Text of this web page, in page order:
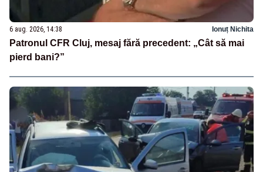
6 aug. 2026, 14:38 Ionuț Nichita
Patronul CFR Cluj, mesaj fără precedent: „Cât să mai
pierd bani?”